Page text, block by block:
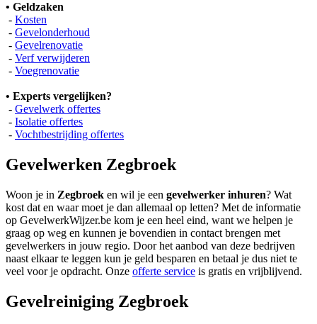
• Geldzaken
- Kosten
- Gevelonderhoud
- Gevelrenovatie
- Verf verwijderen
- Voegrenovatie
• Experts vergelijken?
- Gevelwerk offertes
- Isolatie offertes
- Vochtbestrijding offertes
Gevelwerken Zegbroek
Woon je in Zegbroek en wil je een gevelwerker inhuren? Wat
kost dat en waar moet je dan allemaal op letten? Met de informatie
op GevelwerkWijzer.be kom je een heel eind, want we helpen je
graag op weg en kunnen je bovendien in contact brengen met
gevelwerkers in jouw regio. Door het aanbod van deze bedrijven
naast elkaar te leggen kun je geld besparen en betaal je dus niet te
veel voor je opdracht. Onze offerte service is gratis en vrijblijvend.
Gevelreiniging Zegbroek